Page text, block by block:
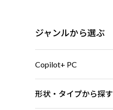
ジャンルから選ぶ
Copilot+ PC
形状・タイプから探す